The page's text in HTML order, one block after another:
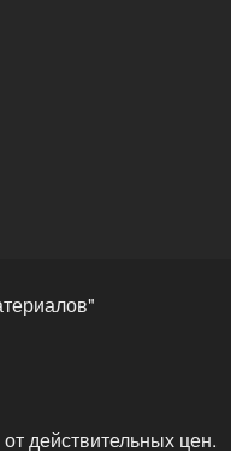
действительных цен.